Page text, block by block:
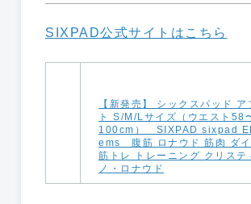
SIXPAD公式サイトはこちら
【新発売】 シックスパッド ア
ト S/M/Lサイズ（ウエスト58
100cm） SIXPAD sixpad
ems 腹筋 ロナウド 筋肉 ダイ
筋トレ トレーニング クリステ
ノ・ロナウド